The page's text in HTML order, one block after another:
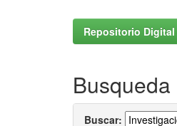
Repositorio Digital
Busqueda
Buscar: